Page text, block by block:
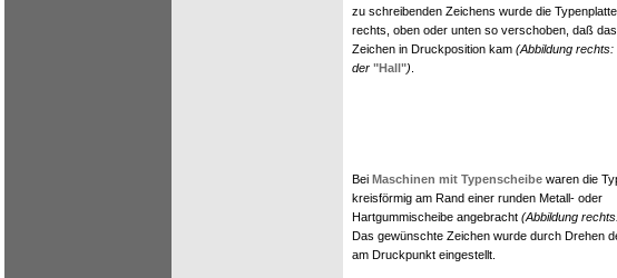
zu schreibenden Zeichens wurde die Typenplatte
rechts, oben oder unten so verschoben, daß
Zeichen in Druckposition kam (Abbildung rechts:
der "Hall")
Bei Maschinen mit Typenscheibe waren die
kreisförmig am Rand einer runden Metall- oder
Hartgummischeibe angebracht (Abbildung
Das gewünschte Zeichen wurde durch Drehen
am Druckpunkt eingestellt.